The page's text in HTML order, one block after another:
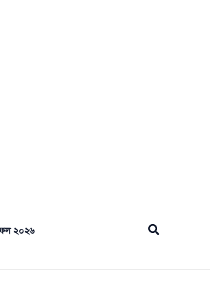
২০২৬ Search